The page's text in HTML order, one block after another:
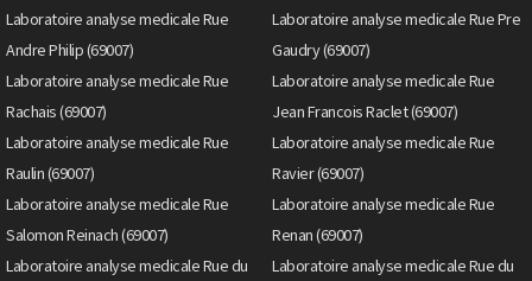
Laboratoire analyse medicale Rue
Andre Philip (69007)
Laboratoire analyse medicale Rue Pre
Gaudry (69007)
Laboratoire analyse medicale Rue
Rachais (69007)
Laboratoire analyse medicale Rue
Jean Francois Raclet (69007)
Laboratoire analyse medicale Rue
Raulin (69007)
Laboratoire analyse medicale Rue
Ravier (69007)
Laboratoire analyse medicale Rue
Salomon Reinach (69007)
Laboratoire analyse medicale Rue
Renan (69007)
Laboratoire analyse medicale Rue du
Laboratoire analyse medicale Rue du